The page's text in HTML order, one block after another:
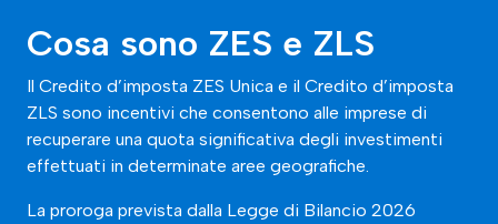
Cosa sono ZES e ZLS
Il Credito d’imposta ZES Unica e il Credito d’imposta
ZLS sono incentivi che consentono alle imprese di
recuperare una quota significativa degli investimenti
effettuati in determinate aree geografiche.
La proroga prevista dalla Legge di Bilancio 2026